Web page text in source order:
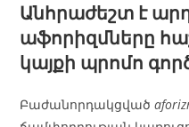
Անհրաժեշտ է
աֆորիզմները
կայքի պրոմո
Բաժանորդակցված